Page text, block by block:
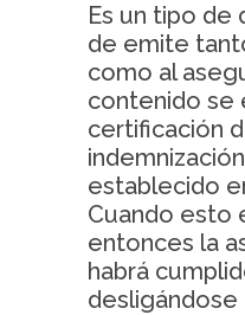
Es un tipo
de emite
como al
contenido se
certificación
establecido
Cuando esto
entonces la
habrá
desligándose